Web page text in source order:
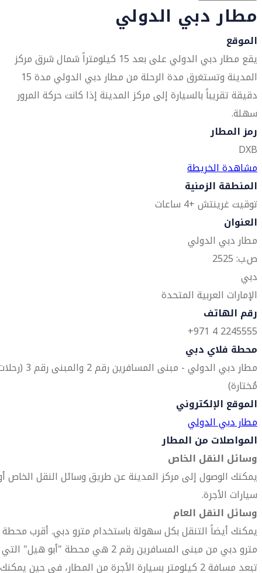
مطار دبي الدولي
الموقع
يقع مطار دبي الدولي على بعد 15 كيلومتراً شمال شرق مركز
المدينة وتستغرق مدة الرحلة من مطار دبي الدولي مدة 15
دقيقة تقريباً بالسيارة إلى مركز المدينة إذا كانت حركة المرور
سهلة.
رمز المطار
DXB
مشاهدة الخريطة
المنطقة الزمنية
توقيت غرينتش +4 ساعات
العنوان
مطار دبي الدولي
ص.ب: 2525
دبي
الإمارات العربية المتحدة
رقم الهاتف
2245555 4 971+
محطة فلاي دبي
مطار دبي الدولي - مبنى المسافرين رقم 2
مُختارة)
الموقع الإلكتروني
مطار دبي الدولي
المواصلات من المطار
وسائل النقل الخاص
يمكنك الوصول إلى مركز المدينة عن طريق وسائل النقل الخاص
سيارات الأجرة.
وسائل النقل العام
يمكنك أيضاً التنقل بكل سهولة باستخدام مترو دبي. أقرب محطة
مترو دبي من مبنى المسافرين رقم 2 هي محطة "أبو هيل" التي
تبعد مسافة 2 كيلومتر بسيارة الأجرة من المطار، في حين يمكنك